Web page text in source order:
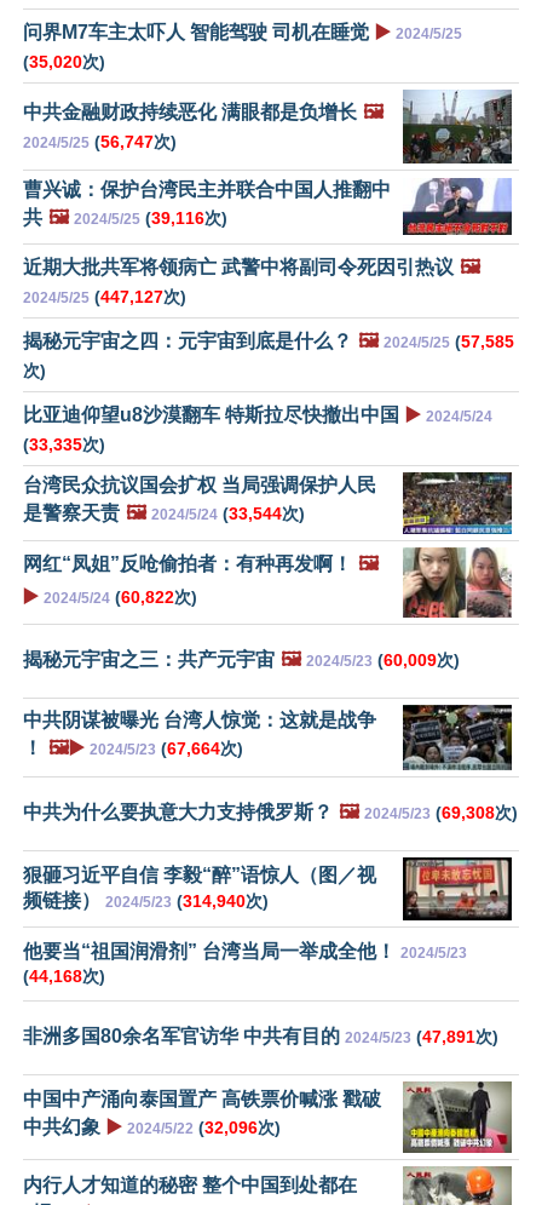
问界M7车主太吓人 智能驾驶 司机在睡觉 ▶️ 2024/5/25
(35,020次)
中共金融财政持续恶化 满眼都是负增长 🖼️
2024/5/25 (56,747次)
曹兴诚：保护台湾民主并联合中国人推翻中
共 🖼️ 2024/5/25 (39,116次)
近期大批共军将领病亡 武警中将副司令死因引热议 🖼️
2024/5/25 (447,127次)
揭秘元宇宙之四：元宇宙到底是什么？ 🖼️ 2024/5/25 (57,585
次)
比亚迪仰望u8沙漠翻车 特斯拉尽快撤出中国 ▶️ 2024/5/24
(33,335次)
台湾民众抗议国会扩权 当局强调保护人民
是警察天责 🖼️ 2024/5/24 (33,544次)
网红“凤姐”反呛偷拍者：有种再发啊！
🖼️
▶️ 2024/5/24 (60,822次)
揭秘元宇宙之三：共产元宇宙 🖼️ 2024/5/23 (60,009次)
中共阴谋被曝光 台湾人惊觉：这就是战争
！
🖼️▶️ 2024/5/23 (67,664次)
中共为什么要执意大力支持俄罗斯？ 🖼️ 2024/5/23 (69,308次)
狠砸习近平自信 李毅“醉”语惊人（图／视
频链接）
2024/5/23 (314,940次)
他要当“祖国润滑剂” 台湾当局一举成全他！ 2024/5/23
(44,168次)
非洲多国80余名军官访华 中共有目的 2024/5/23 (47,891次)
中国中产涌向泰国置产 高铁票价喊涨 戳破
中共幻象 ▶️ 2024/5/22 (32,096次)
内行人才知道的秘密 整个中国到处都在